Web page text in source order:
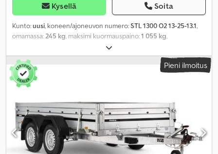
Kysellä Soita
Kunto:uusi, koneen/ajoneuvon numero:STL 1300 O2 13-25-13.1,
omamassa: 245 kg , maksimi kuormauspaino:1 055 kg
, akselikokoonpano:
pituus:2 510 mm, lastitilan leveys:1 280 mm, kuormatilan korkeus:
350 mm, Pieni ilmoitus